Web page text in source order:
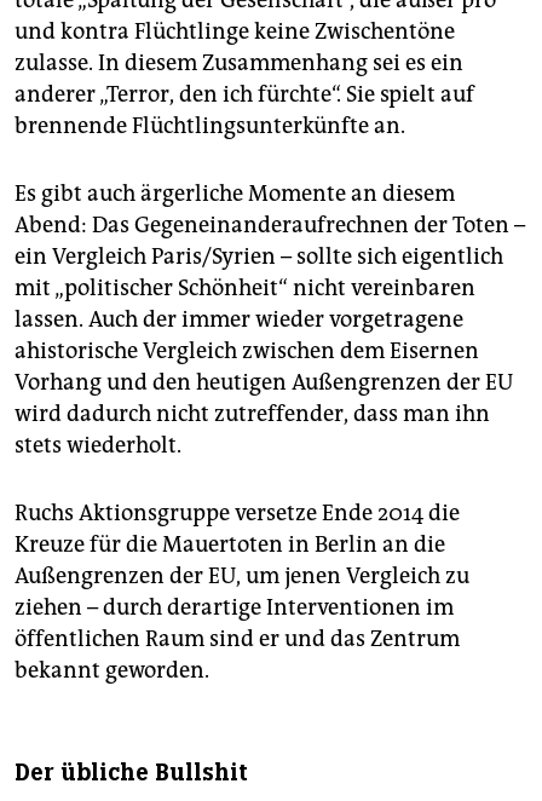
und kontra Flüchtlinge keine Zwischentöne
zulasse. In diesem Zusammenhang sei es ein
anderer „Terror, den ich fürchte“. Sie spielt auf
brennende Flüchtlingsunterkünfte an.
Es gibt auch ärgerliche Momente an diesem
Abend: Das Gegeneinanderaufrechnen der Toten –
ein Vergleich Paris/Syrien – sollte sich eigentlich
mit „politischer Schönheit“ nicht vereinbaren
lassen. Auch der immer wieder vorgetragene
ahistorische Vergleich zwischen dem Eisernen
Vorhang und den heutigen Außengrenzen der EU
wird dadurch nicht zutreffender, dass man ihn
stets wiederholt.
Ruchs Aktionsgruppe versetze Ende 2014 die
Kreuze für die Mauertoten in Berlin an die
Außengrenzen der EU, um jenen Vergleich zu
ziehen – durch derartige Interventionen im
öffentlichen Raum sind er und das Zentrum
bekannt geworden.
Der übliche Bullshit